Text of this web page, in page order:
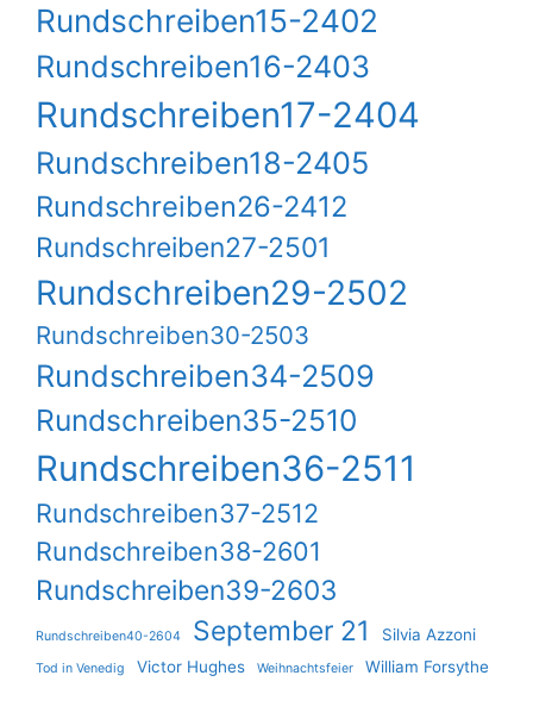
Rundschreiben15-2402
Rundschreiben16-2403
Rundschreiben17-2404
Rundschreiben18-2405
Rundschreiben26-2412
Rundschreiben27-2501
Rundschreiben29-2502
Rundschreiben30-2503
Rundschreiben34-2509
Rundschreiben35-2510
Rundschreiben36-2511
Rundschreiben37-2512
Rundschreiben38-2601
Rundschreiben39-2603
Rundschreiben40-2604 September 21 Silvia Azzoni
Tod in Venedig Victor Hughes Weihnachtsfeier William Forsythe